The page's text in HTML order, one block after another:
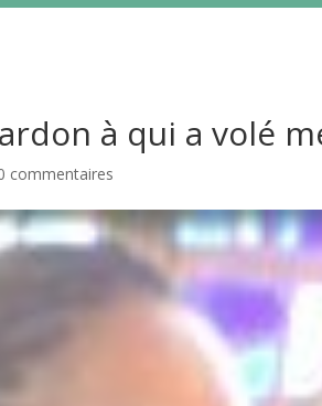
à qui a volé
commentaires